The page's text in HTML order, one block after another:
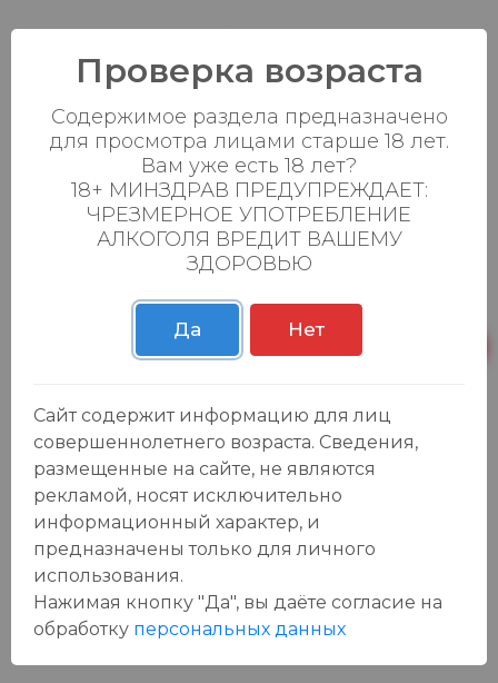
Страна происхождения: ФРАНЦИЯ
У данного товара еще нет отзывов, будьте первым, кто
оставит отзыв!
Проверка возраста
Содержимое раздела предназначено
для просмотра лицами старше 18 лет.
Вам уже есть 18 лет?
18+ МИНЗДРАВ ПРЕДУПРЕЖДАЕТ:
ЧРЕЗМЕРНОЕ УПОТРЕБЛЕНИЕ
АЛКОГОЛЯ ВРЕДИТ ВАШЕМУ
ЗДОРОВЬЮ
Да Нет
Сайт содержит информацию для лиц
совершеннолетнего возраста. Сведения,
размещенные на сайте, не являются
рекламой, носят исключительно
информационный характер, и
предназначены только для личного
использования.
Нажимая кнопку "Да", вы даёте cогласие на
обработку персональных данных